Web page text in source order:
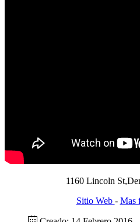
1160 Lincoln
Sitio Web - Mas